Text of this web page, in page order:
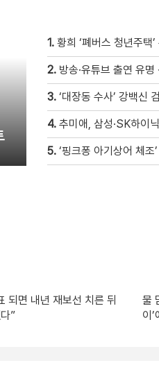
1. 황희 ‘폐버스 청년주택’ 논란
2. 방송·유튜브 출연 유명 산
3. ‘대장동 수사’ 강백신
4. 추미애, 삼성·SK하이닉스
5. ‘핑크퐁 아기상어 체
되면 내년 재보선 치른 뒤
”
물
이